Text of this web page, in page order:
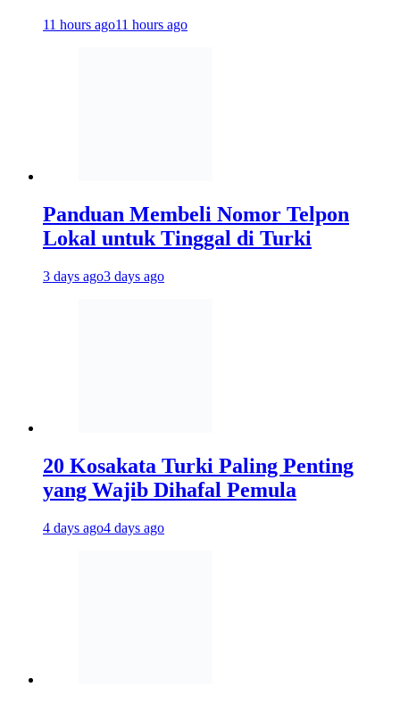
11 hours ago11 hours ago
Panduan Membeli Nomor Telpon
Lokal untuk Tinggal di Turki
3 days ago3 days ago
20 Kosakata Turki Paling Penting
yang Wajib Dihafal Pemula
4 days ago4 days ago